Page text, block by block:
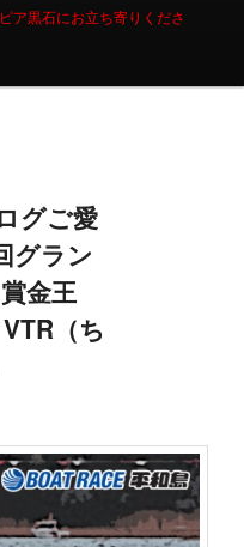
ア黒石にお立ち寄りくださ
グご愛
グラン
金王
（ち